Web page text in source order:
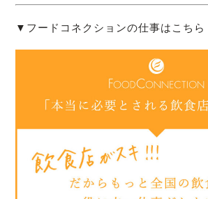
▼フードコネクションの仕事はこちら